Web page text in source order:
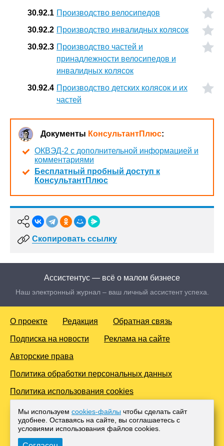
30.92.1 Производство велосипедов
30.92.2 Производство инвалидных колясок
30.92.3 Производство частей и
принадлежности велосипедов и
инвалидных колясок
30.92.4 Производство детских колясок и их
частей
Документы КонсультантПлюс:
ОКВЭД-2 с дополнительной информацией и
комментариями
Бесплатный пробный доступ к
КонсультантПлюс
Скопировать ссылку
Ассистентус — всё о малом бизнесе
Наш электронный журнал – ваш личный ассистент успеха.
О проекте Редакция Обратная связь
Подписка на новости Реклама на сайте
Авторские права
Политика обработки персональных данных
Политика использования cookies
© 2016-2026 Все права защищены. Для лиц старше 18 лет.
Любое копирование материалов и тиражирование в сети
Интернет, либо печатных изданиях без согласования с
Администрацией проекта, преследуется законом.
Мы используем cookies-файлы чтобы сделать сайт
удобнее. Оставаясь на сайте, вы соглашаетесь с
условиями использования файлов cооkies.